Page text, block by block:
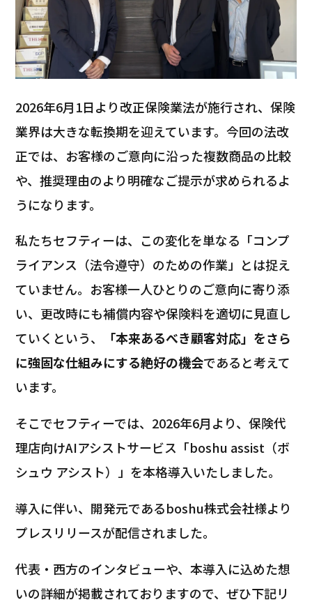
2026年6月1日より改正保険業法が施行され、保険
業界は大きな転換期を迎えています。今回の法改
正では、お客様のご意向に沿った複数商品の比較
や、推奨理由のより明確なご提示が求められるよ
うになります。
私たちセフティーは、この変化を単なる「コンプ
ライアンス（法令遵守）のための作業」とは捉え
ていません。お客様一人ひとりのご意向に寄り添
い、更改時にも補償内容や保険料を適切に見直し
ていくという、
「本来あるべき顧客対応」をさら
に強固な仕組みにする絶好の機会であると考えて
います。
そこでセフティーでは、2026年6月より、保険代
理店向けAIアシストサービス「boshu assist（ボ
シュウ アシスト）」を本格導入いたしました。
導入に伴い、開発元であるboshu株式会社様より
プレスリリースが配信されました。
代表・西方のインタビューや、本導入に込めた想
いの詳細が掲載されておりますので、ぜひ下記リ